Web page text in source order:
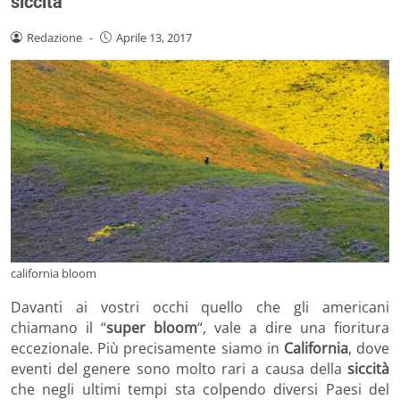
Redazione - Aprile 13, 2017
california bloom
Davanti ai vostri occhi quello che gli americani
chiamano il “super bloom“, vale a dire una fioritura
eccezionale. Più precisamente siamo in California, dove
eventi del genere sono molto rari a causa della siccità
che negli ultimi tempi sta colpendo diversi Paesi del